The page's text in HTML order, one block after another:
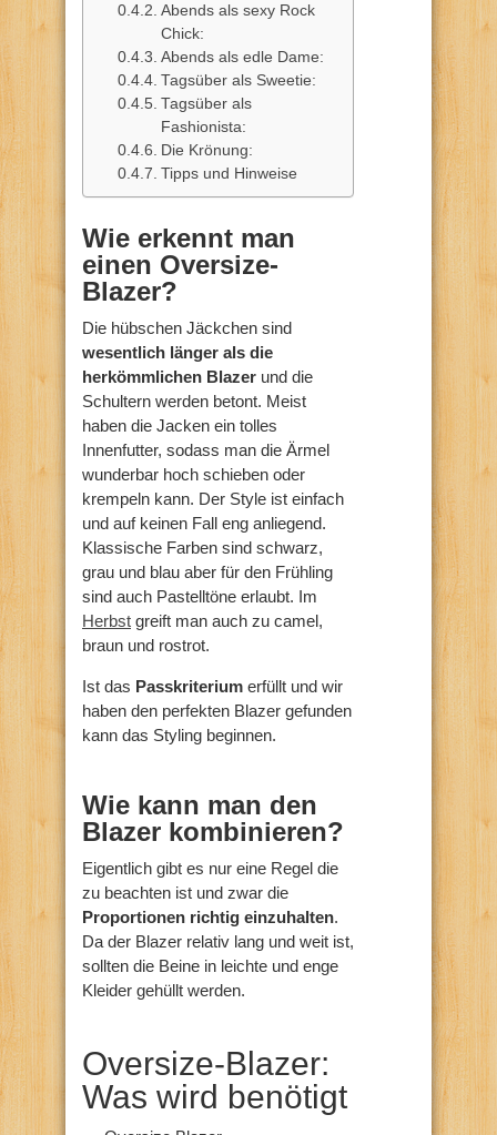
Abends als sexy Rock
Chick:
Abends als edle Dame:
Tagsüber als Sweetie:
Tagsüber als
Fashionista:
Die Krönung:
Tipps und Hinweise
Wie erkennt man
einen Oversize-
Blazer?
Die hübschen Jäckchen sind
wesentlich länger als die
herkömmlichen Blazer und die
Schultern werden betont. Meist
haben die Jacken ein tolles
Innenfutter, sodass man die Ärmel
wunderbar hoch schieben oder
krempeln kann. Der Style ist einfach
und auf keinen Fall eng anliegend.
Klassische Farben sind schwarz,
grau und blau aber für den Frühling
sind auch Pastelltöne erlaubt. Im
Herbst greift man auch zu camel,
braun und rostrot.
Ist das Passkriterium erfüllt und wir
haben den perfekten Blazer gefunden
kann das Styling beginnen.
Wie kann man den
Blazer kombinieren?
Eigentlich gibt es nur eine Regel die
zu beachten ist und zwar die
Proportionen richtig einzuhalten.
Da der Blazer relativ lang und weit ist,
sollten die Beine in leichte und enge
Kleider gehüllt werden.
Oversize-Blazer:
Was wird benötigt